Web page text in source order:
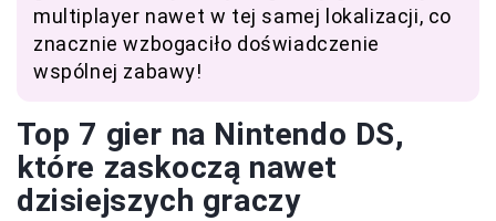
multiplayer nawet w tej samej lokalizacji, co
znacznie wzbogaciło doświadczenie
wspólnej zabawy!
Top 7 gier na Nintendo DS,
które zaskoczą nawet
dzisiejszych graczy